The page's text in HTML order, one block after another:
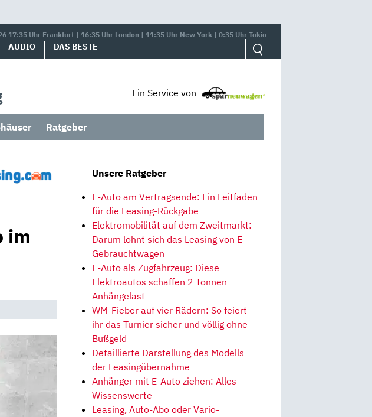
17:35 Uhr Frankfurt | 16:35 Uhr London | 11:35 Uhr New York | 0:35 Uhr Tokio
AUDIO DAS BESTE
Ein Service von
Ratgeber
im
Unsere Ratgeber
E-Auto am Vertragsende: Ein Leitfaden
für die Leasing-Rückgabe
Elektromobilität auf dem Zweitmarkt:
Darum lohnt sich das Leasing von E-
Gebrauchtwagen
E-Auto als Zugfahrzeug: Diese
Elektroautos schaffen 2 Tonnen
Anhängelast
WM-Fieber auf vier Rädern: So feiert
ihr das Turnier sicher und völlig ohne
Bußgeld
Detaillierte Darstellung des Modells
der Leasingübernahme
Anhänger mit E-Auto ziehen: Alles
Wissenswerte
Leasing, Auto-Abo oder Vario-